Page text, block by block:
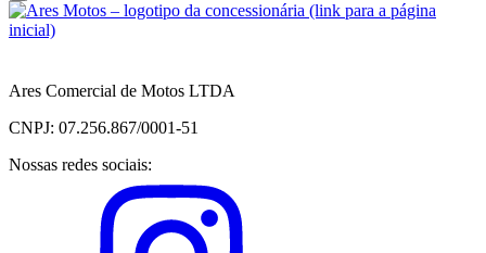
Ares Comercial de Motos LTDA
CNPJ: 07.256.867/0001-51
Nossas redes sociais: